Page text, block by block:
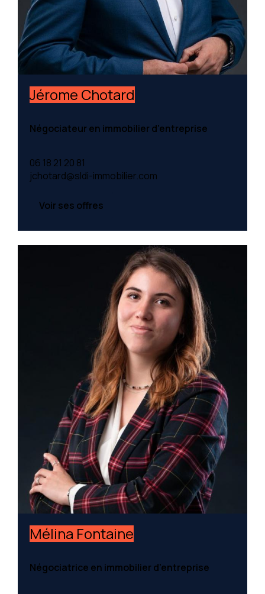
Jérome Chotard
Négociateur en immobilier d'entreprise
06 18 21 20 81
jchotard@sldi-immobilier.com
Voir ses offres
Mélina Fontaine
Négociatrice en immobilier d'entreprise